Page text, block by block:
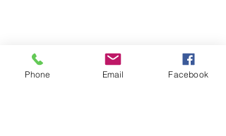
Phone Email Facebook